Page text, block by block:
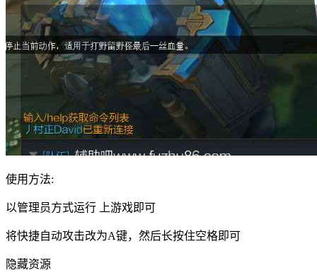
使用方法:
以管理员方式运行 上游戏即可
将快捷自动攻击改为A键，然后长按住空格即可
隐藏资源